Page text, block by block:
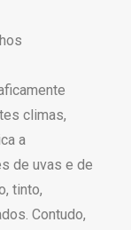
climas,
a
de uvas e de
tinto,
Contudo,